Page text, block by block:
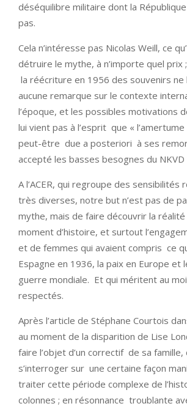
déséquilibre militaire dont la
pas.
Cela n’intéresse pas Nicolas Weill, ce
détruire le mythe, à n’importe quel prix
la réécriture en 1956 des souvenirs ne
aucune remarque sur le contexte
l’époque, et les possibles motivations
lui vient pas à l’esprit que «
peut-être due a posteriori à ses
accepté les basses besognes du NKVD
A l’ACER, qui regroupe des sensibilités
très diverses, notre but n’est pas de
mythe, mais de faire découvrir la
moment d’histoire, et surtout
et de femmes qui avaient compris ce
Espagne en 1936, la paix en Europe et
guerre mondiale. Et qui méritent au
respectés.
Après l’article de Stéphane Courtois
au moment de la disparition de Lise
faire l’objet d’un correctif de sa famille,
s’interroger sur une certaine façon
traiter cette période complexe de
colonnes ; en résonnance troublante